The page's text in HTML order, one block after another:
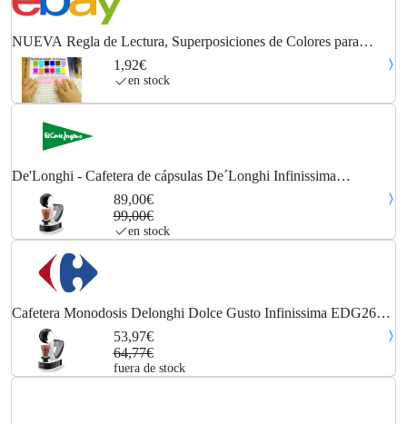
NUEVA Regla de Lectura, Superposiciones de Colores para
Dislexia y Síndrome de Irlem, (12 Colores)
1,92€
en stock
De'Longhi - Cafetera de cápsulas De´Longhi Infinissima
EDG260.W para cápsulas Nescafé Dolce Gusto.
89,00€
99,00€
en stock
Cafetera Monodosis Delonghi Dolce Gusto Infinissima EDG260
Blanca
53,97€
64,77€
fuera de stock